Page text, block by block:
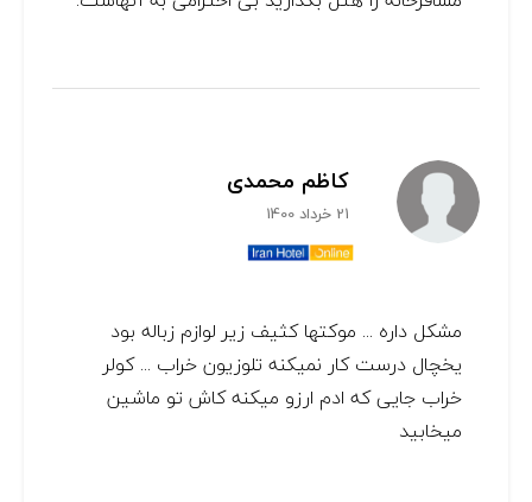
کاظم محمدی
21 خرداد 1400
مشکل داره ... موکتها کثیف زیر لوازم زباله بود
یخچال درست کار نمیکنه تلوزیون خراب ... کولر
خراب جایی که ادم ارزو میکنه کاش تو ماشین
میخابید